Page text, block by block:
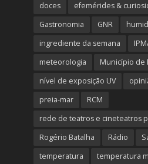
doces
efemérides &
Gastronomia
GNR
ingrediente da semana
meteorologia
Município de
nível de exposição UV
preia-mar
RCM
rede de teatros e cineteatros
Rogério Batalha
Rádio
temperatura
temperatura